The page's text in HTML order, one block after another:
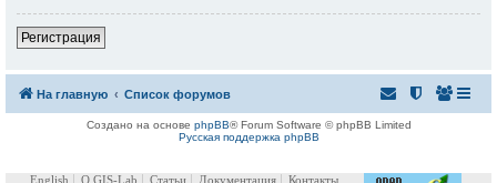
Регистрация
На главную Список форумов
Создано на основе phpBB® Forum Software © phpBB Limited
Русская поддержка phpBB
English О GIS-Lab Статьи Документация Контакты